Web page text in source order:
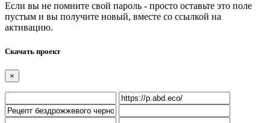
Если вы не помните свой пароль - просто оставьте это поле
пустым и вы получите новый, вместе со ссылкой на
активацию.
Скачать проект
×